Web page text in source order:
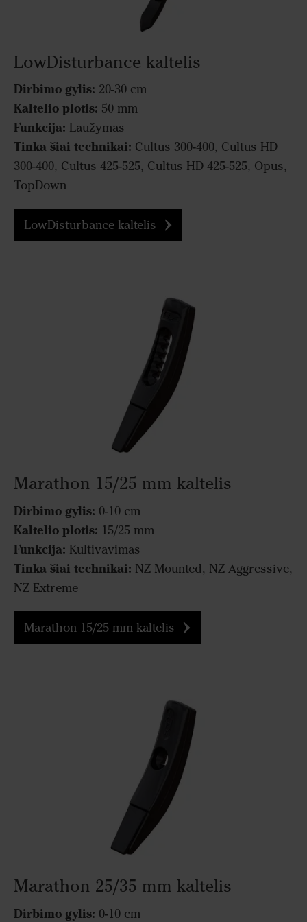
LowDisturbance kaltelis
Dirbimo gylis: 20-30 cm
Kaltelio plotis: 50 mm
Funkcija: Laužymas
Tinka šiai technikai: Cultus 300-400, Cultus HD
300-400, Cultus 425-525, Cultus HD 425-525, Opus,
TopDown
LowDisturbance kaltelis
Marathon 15/25 mm kaltelis
Dirbimo gylis: 0-10 cm
Kaltelio plotis: 15/25 mm
Funkcija: Kultivavimas
Tinka šiai technikai: NZ Mounted, NZ Aggressive,
NZ Extreme
Marathon 15/25 mm kaltelis
Marathon 25/35 mm kaltelis
Dirbimo gylis: 0-10 cm